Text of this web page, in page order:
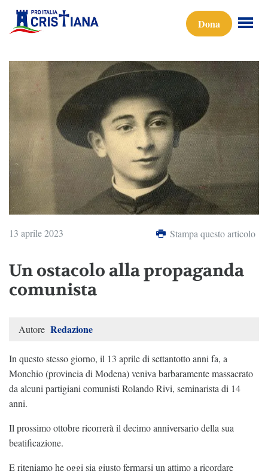
Dona
13 aprile 2023 Stampa questo articolo
Un ostacolo alla propaganda
comunista
Autore Redazione
In questo stesso giorno, il 13 aprile di settantotto anni fa, a
Monchio (provincia di Modena) veniva barbaramente massacrato
da alcuni partigiani comunisti Rolando Rivi, seminarista di 14
anni.
Il prossimo ottobre ricorrerà il decimo anniversario della sua
beatificazione.
E riteniamo he oggi sia giusto fermarsi un attimo a ricordare